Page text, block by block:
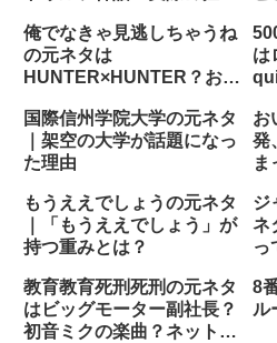
俺でなきゃ見逃しちゃうね
の元ネタは
HUNTER×HUNTER？お笑
は
国際信州学院大学の元ネタ
｜架空の大学が話題になっ
た理由
お
発
ま
もうええでしょうの元ネタ
｜「もうええでしょう」が
持つ重みとは？
ジ
ネ
っ
教育教育死刑死刑の元ネタ
はビッグモーター副社長？
初音ミクの楽曲？ネットミ
8
ル